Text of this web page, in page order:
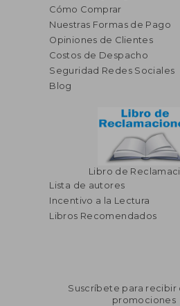
Cómo Comprar
Nuestras Formas de Pago
Opiniones de Clientes
Costos de Despacho
Seguridad Redes Sociales
Blog
Libro de
Lista de autores
Incentivo a la Lectura
Libros Recomendados
Suscríbete para recibir
promociones